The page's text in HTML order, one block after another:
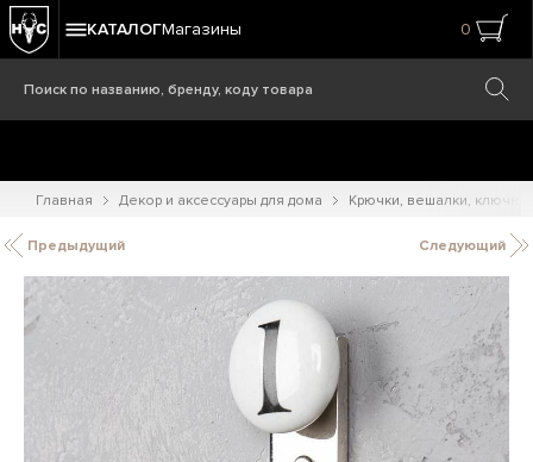
КАТАЛОГМагазины 0
Главная Декор и аксессуары для дома Крючки, вешалки,
Предыдущий Следующий